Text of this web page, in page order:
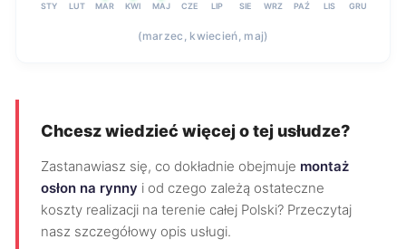
STY LUT MAR KWI MAJ CZE LIP SIE WRZ PAŹ LIS GRU
(marzec, kwiecień, maj)
Chcesz wiedzieć więcej o tej usłudze?
Zastanawiasz się, co dokładnie obejmuje montaż
osłon na rynny i od czego zależą ostateczne
koszty realizacji na terenie całej Polski? Przeczytaj
nasz szczegółowy opis usługi.